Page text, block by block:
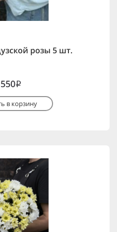
розы 5 шт.
i
в корзину